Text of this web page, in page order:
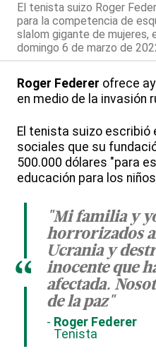
El tenista suizo Roger
para la competencia de
slalom gigante de mujeres,
domingo 6 de marzo de
Roger Federer ofrece
en medio de la invasión
El tenista suizo escribió
sociales que su
500.000 dólares "para
educación para los
"Mi familia y
horrorizados
Ucrania y
inocente que
afectada.
de la paz"
Roger Federer
Tenista
“